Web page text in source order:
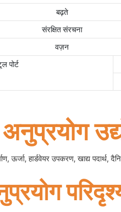
बढ़ते
संरक्षित संरचना
वज़न
पोर्ट
ऊर्जा, हार्डवेयर उपकरण, खाद्य